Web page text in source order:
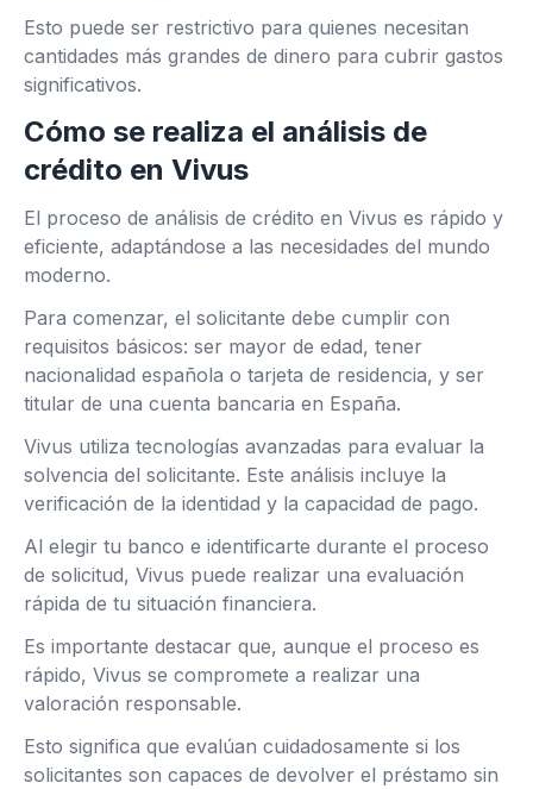
Esto puede ser restrictivo para quienes necesitan
cantidades más grandes de dinero para cubrir gastos
significativos.
Cómo se realiza el análisis de
crédito en Vivus
El proceso de análisis de crédito en Vivus es rápido y
eficiente, adaptándose a las necesidades del mundo
moderno.
Para comenzar, el solicitante debe cumplir con
requisitos básicos: ser mayor de edad, tener
nacionalidad española o tarjeta de residencia, y ser
titular de una cuenta bancaria en España.
Vivus utiliza tecnologías avanzadas para evaluar la
solvencia del solicitante. Este análisis incluye la
verificación de la identidad y la capacidad de pago.
Al elegir tu banco e identificarte durante el proceso
de solicitud, Vivus puede realizar una evaluación
rápida de tu situación financiera.
Es importante destacar que, aunque el proceso es
rápido, Vivus se compromete a realizar una
valoración responsable.
Esto significa que evalúan cuidadosamente si los
solicitantes son capaces de devolver el préstamo sin